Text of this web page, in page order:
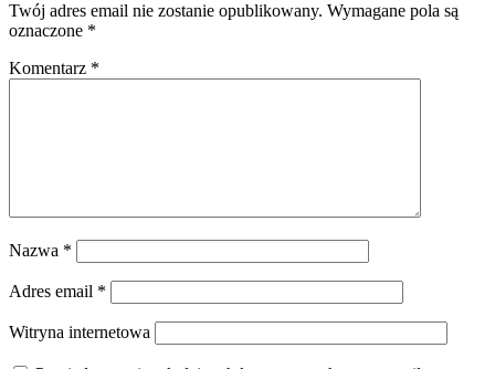
Twój adres email nie zostanie opublikowany. Wymagane pola są
oznaczone *
Komentarz *
Nazwa *
Adres email *
Witryna internetowa